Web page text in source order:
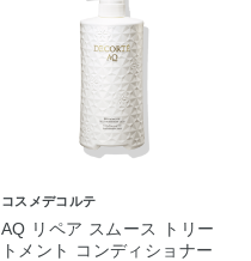
コスメデコルテ
AQ リペア スムース トリー
トメント コンディショナー